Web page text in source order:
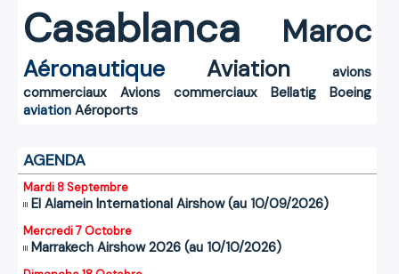
Casablanca Maroc
Aéronautique Aviation
avions
commerciaux
Avions commerciaux Bellatig
Boeing
aviation Aéroports
AGENDA
Mardi 8 Septembre
El Alamein International Airshow (au 10/09/2026)
Mercredi 7 Octobre
Marrakech Airshow 2026 (au 10/10/2026)